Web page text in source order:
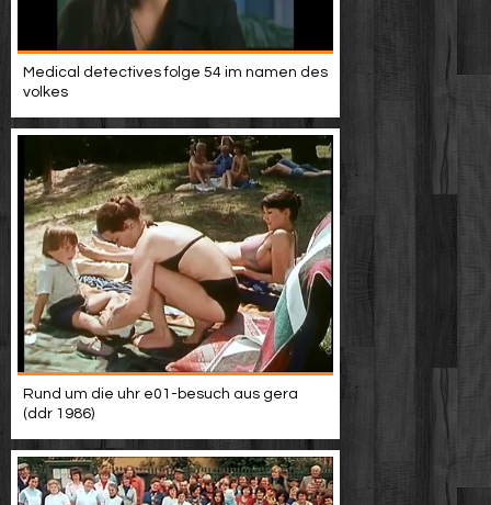
Medical detectives folge 54 im namen des
volkes
Rund um die uhr e01-besuch aus gera
(ddr 1986)